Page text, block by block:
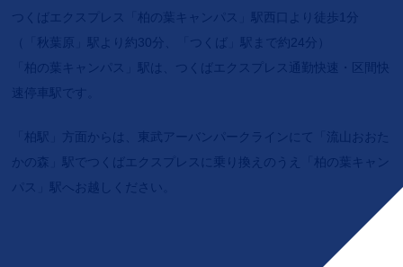
つくばエクスプレス「柏の葉キャンパス」駅西口より徒歩1分
（「秋葉原」駅より約30分、「つくば」駅まで約24分）
「柏の葉キャンパス」駅は、つくばエクスプレス通勤快速・区間快
速停車駅です。
「柏駅」方面からは、東武アーバンパークラインにて「流山おおた
かの森」駅でつくばエクスプレスに乗り換えのうえ「柏の葉キャン
パス」駅へお越しください。